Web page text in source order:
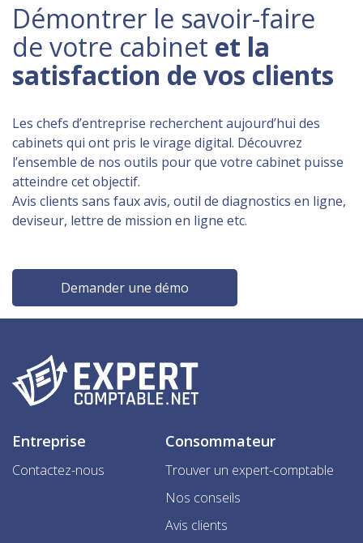
Démontrer le savoir-faire
de votre cabinet et la
satisfaction de vos clients
Les chefs d’entreprise recherchent aujourd’hui des
cabinets qui ont pris le virage digital. Découvrez
l’ensemble de nos outils pour que votre cabinet puisse
atteindre cet objectif.
Avis clients sans faux avis, outil de diagnostics en ligne,
deviseur, lettre de mission en ligne etc.
Demander une démo
Entreprise
Contactez-nous
Consommateur
Trouver un expert-comptable
Nos conseils
Avis clients